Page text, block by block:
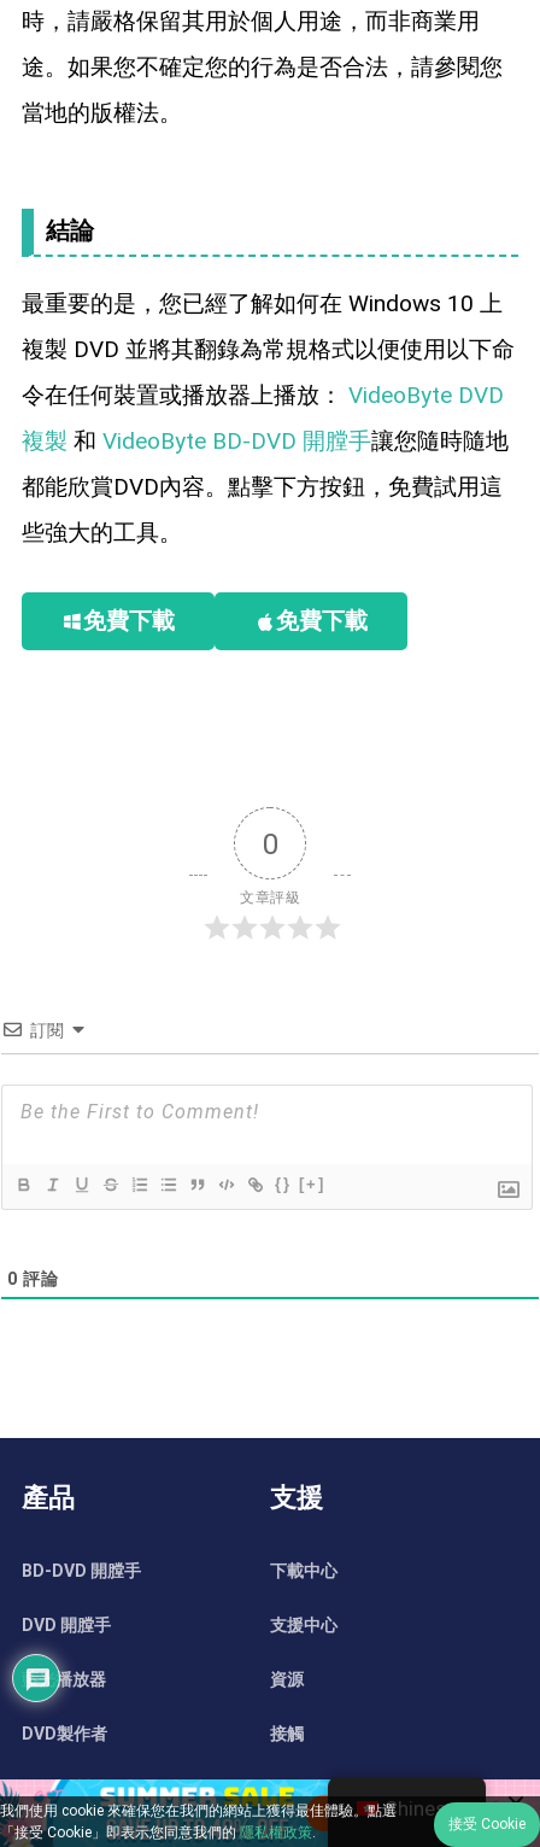
時，請嚴格保留其用於個人用途，而非商業用
途。如果您不確定您的行為是否合法，請參閱您
當地的版權法。
結論
最重要的是，您已經了解如何在 Windows 10 上
複製 DVD 並將其翻錄為常規格式以便使用以下命
令在任何裝置或播放器上播放： VideoByte DVD
複製 和 VideoByte BD-DVD 開膛手讓您隨時隨地
都能欣賞DVD內容。點擊下方按鈕，免費試用這
些強大的工具。
免費下載 免費下載
0
文章評級
訂閱
{} [+]
0 評論
產品
BD-DVD 開膛手
DVD 開膛手
藍光播放器
DVD製作者
DVD複製
藍光拷貝
支援
下載中心
支援中心
資源
接觸
Chinese
我們使用 cookie 來確保您在我們的網站上獲得最佳體驗。點選
「接受 Cookie」即表示您同意我們的隱私權政策.
接受 Cookie